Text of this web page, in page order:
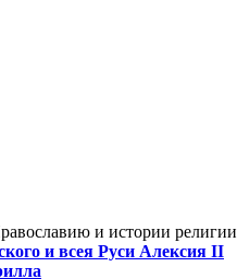
и истории религии
и всея Руси Алексия II